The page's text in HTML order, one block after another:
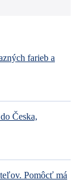
farieb a
Česka,
Pomôcť má